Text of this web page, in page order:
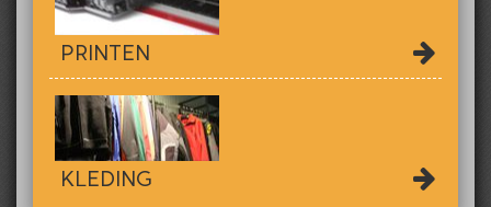
PRINTEN
KLEDING